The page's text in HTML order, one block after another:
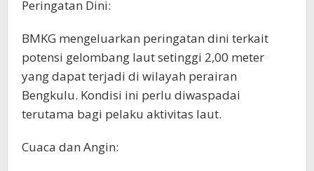
Peringatan Dini:
BMKG mengeluarkan peringatan dini terkait
potensi gelombang laut setinggi 2,00 meter
yang dapat terjadi di wilayah perairan
Bengkulu. Kondisi ini perlu diwaspadai
terutama bagi pelaku aktivitas laut.
Cuaca dan Angin: